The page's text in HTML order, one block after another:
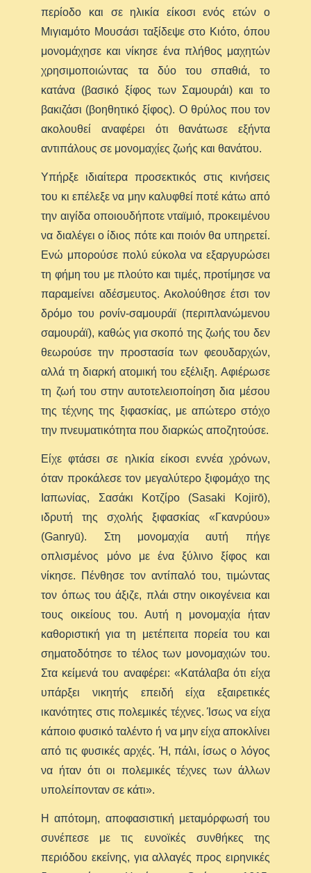
περίοδο και σε ηλικία είκοσι ενός ετών ο
Μιγιαμότο Μουσάσι ταξίδεψε στο Κιότο, όπου
μονομάχησε και νίκησε ένα πλήθος μαχητών
χρησιμοποιώντας τα δύο του σπαθιά, το
κατάνα (βασικό ξίφος των Σαμουράι) και το
βακιζάσι (βοηθητικό ξίφος). Ο θρύλος που τον
ακολουθεί αναφέρει ότι θανάτωσε εξήντα
αντιπάλους σε μονομαχίες ζωής και θανάτου.
Υπήρξε ιδιαίτερα προσεκτικός στις κινήσεις
του κι επέλεξε να μην καλυφθεί ποτέ κάτω από
την αιγίδα οποιουδήποτε νταϊμιό, προκειμένου
να διαλέγει ο ίδιος πότε και ποιόν θα υπηρετεί.
Ενώ μπορούσε πολύ εύκολα να εξαργυρώσει
τη φήμη του με πλούτο και τιμές, προτίμησε να
παραμείνει αδέσμευτος. Ακολούθησε έτσι τον
δρόμο του ρονίν-σαμουράϊ (περιπλανώμενου
σαμουράϊ), καθώς για σκοπό της ζωής του δεν
θεωρούσε την προστασία των φεουδαρχών,
αλλά τη διαρκή ατομική του εξέλιξη. Αφιέρωσε
τη ζωή του στην αυτοτελειοποίηση δια μέσου
της τέχνης της ξιφασκίας, με απώτερο στόχο
την πνευματικότητα που διαρκώς αποζητούσε.
Είχε φτάσει σε ηλικία είκοσι εννέα χρόνων,
όταν προκάλεσε τον μεγαλύτερο ξιφομάχο της
Ιαπωνίας, Σασάκι Κοτζίρο (Sasaki Kojirō),
ιδρυτή της σχολής ξιφασκίας «Γκανρύου»
(Ganryū). Στη μονομαχία αυτή πήγε
οπλισμένος μόνο με ένα ξύλινο ξίφος και
νίκησε. Πένθησε τον αντίπαλό του, τιμώντας
τον όπως του άξιζε, πλάι στην οικογένεια και
τους οικείους του. Αυτή η μονομαχία ήταν
καθοριστική για τη μετέπειτα πορεία του και
σηματοδότησε το τέλος των μονομαχιών του.
Στα κείμενά του αναφέρει: «Κατάλαβα ότι είχα
υπάρξει νικητής επειδή είχα εξαιρετικές
ικανότητες στις πολεμικές τέχνες. Ίσως να είχα
κάποιο φυσικό ταλέντο ή να μην είχα αποκλίνει
από τις φυσικές αρχές. Ή, πάλι, ίσως ο λόγος
να ήταν ότι οι πολεμικές τέχνες των άλλων
υπολείπονταν σε κάτι».
Η απότομη, αποφασιστική μεταμόρφωσή του
συνέπεσε με τις ευνοϊκές συνθήκες της
περιόδου εκείνης, για αλλαγές προς ειρηνικές